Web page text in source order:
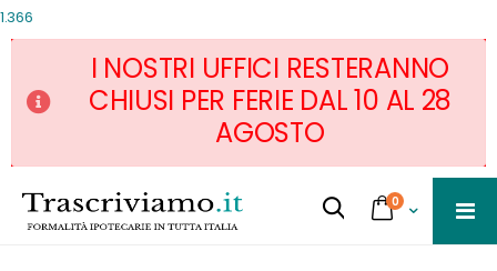
1.366
I NOSTRI UFFICI RESTERANNO
CHIUSI PER FERIE DAL 10 AL 28
AGOSTO
al
contenuto
Cart
0servizi
Cerca...